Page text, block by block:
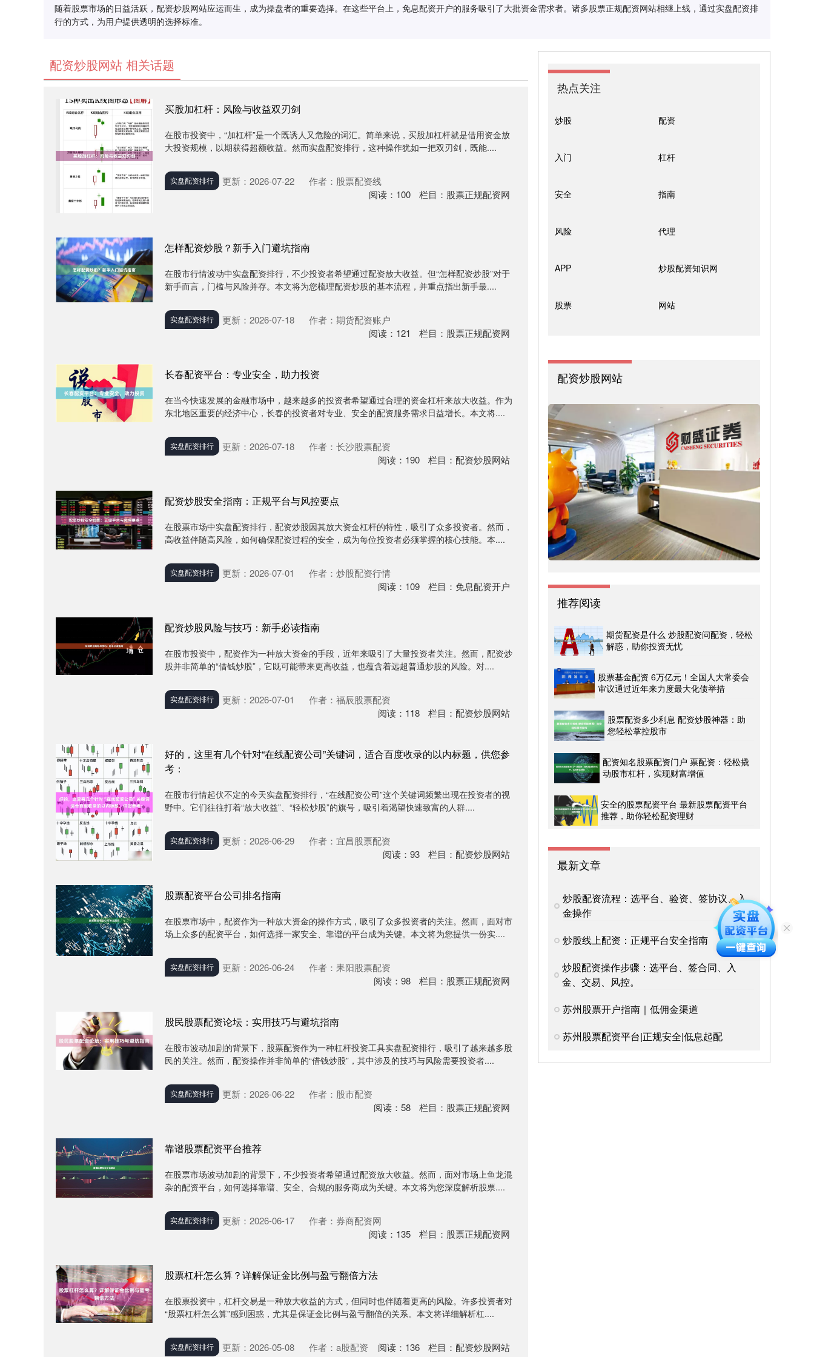
随着股票市场的日益活跃，配资炒股网站应运而生，成为操盘者的重要选择。在这些平台上，免息配资开户的服务吸引了大批资金需求者。诸多股票正规配资网站相继上线，通过实盘配资排
行的方式，为用户提供透明的选择标准。
配资炒股网站 相关话题
买股加杠杆：风险与收益双刃剑
在股市投资中，“加杠杆”是一个既诱人又危险的词汇。简单来说，买股加杠杆就是借用资金放
大投资规模，以期获得超额收益。然而实盘配资排行，这种操作犹如一把双刃剑，既能....
实盘配资排行 更新：2026-07-22
作者：股票配资线
阅读： 100 栏目： 股票正规配资网
怎样配资炒股？新手入门避坑指南
在股市行情波动中实盘配资排行，不少投资者希望通过配资放大收益。但“怎样配资炒股”对于
新手而言，门槛与风险并存。本文将为您梳理配资炒股的基本流程，并重点指出新手最....
实盘配资排行 更新：2026-07-18
作者：期货配资账户
阅读： 121 栏目： 股票正规配资网
长春配资平台：专业安全，助力投资
在当今快速发展的金融市场中，越来越多的投资者希望通过合理的资金杠杆来放大收益。作为
东北地区重要的经济中心，长春的投资者对专业、安全的配资服务需求日益增长。本文将....
实盘配资排行 更新：2026-07-18
作者：长沙股票配资
阅读： 190 栏目： 配资炒股网站
配资炒股安全指南：正规平台与风控要点
在股票市场中实盘配资排行，配资炒股因其放大资金杠杆的特性，吸引了众多投资者。然而，
高收益伴随高风险，如何确保配资过程的安全，成为每位投资者必须掌握的核心技能。本....
实盘配资排行 更新：2026-07-01
作者：炒股配资行情
阅读： 109 栏目： 免息配资开户
配资炒股风险与技巧：新手必读指南
在股市投资中，配资作为一种放大资金的手段，近年来吸引了大量投资者关注。然而，配资炒
股并非简单的“借钱炒股”，它既可能带来更高收益，也蕴含着远超普通炒股的风险。对....
实盘配资排行 更新：2026-07-01
作者：福辰股票配资
阅读： 118 栏目： 配资炒股网站
好的，这里有几个针对“在线配资公司”关键词，适合百度收录的以内标题，供您参
考：
在股市行情起伏不定的今天实盘配资排行，“在线配资公司”这个关键词频繁出现在投资者的视
野中。它们往往打着“放大收益”、“轻松炒股”的旗号，吸引着渴望快速致富的人群....
实盘配资排行 更新：2026-06-29
作者：宜昌股票配资
阅读： 93 栏目： 配资炒股网站
股票配资平台公司排名指南
在股票市场中，配资作为一种放大资金的操作方式，吸引了众多投资者的关注。然而，面对市
场上众多的配资平台，如何选择一家安全、靠谱的平台成为关键。本文将为您提供一份实....
实盘配资排行 更新：2026-06-24
作者：耒阳股票配资
阅读： 98 栏目： 股票正规配资网
股民股票配资论坛：实用技巧与避坑指南
在股市波动加剧的背景下，股票配资作为一种杠杆投资工具实盘配资排行，吸引了越来越多股
民的关注。然而，配资操作并非简单的“借钱炒股”，其中涉及的技巧与风险需要投资者....
实盘配资排行 更新：2026-06-22
作者：股市配资
阅读： 58 栏目： 股票正规配资网
靠谱股票配资平台推荐
在股票市场波动加剧的背景下，不少投资者希望通过配资放大收益。然而，面对市场上鱼龙混
杂的配资平台，如何选择靠谱、安全、合规的服务商成为关键。本文将为您深度解析股票....
实盘配资排行 更新：2026-06-17
作者：券商配资网
阅读： 135 栏目： 股票正规配资网
股票杠杆怎么算？详解保证金比例与盈亏翻倍方法
在股票投资中，杠杆交易是一种放大收益的方式，但同时也伴随着更高的风险。许多投资者对
“股票杠杆怎么算”感到困惑，尤其是保证金比例与盈亏翻倍的关系。本文将详细解析杠....
实盘配资排行 更新：2026-05-08 作者：a股配资 阅读： 136 栏目： 配资炒股网站
热点关注
炒股 配资
入门 杠杆
安全 指南
风险 代理
APP 炒股配资知识网
股票 网站
配资炒股网站
推荐阅读
期货配资是什么 炒股配资问配资，轻松
解惑，助你投资无忧
股票基金配资 6万亿元！全国人大常委会
审议通过近年来力度最大化债举措
股票配资多少利息 配资炒股神器：助
您轻松掌控股市
配资知名股票配资门户 票配资：轻松撬
动股市杠杆，实现财富增值
安全的股票配资平台 最新股票配资平台
推荐，助你轻松配资理财
最新文章
炒股配资流程：选平台、验资、签协议、入
金操作
炒股线上配资：正规平台安全指南
炒股配资操作步骤：选平台、签合同、入
金、交易、风控。
苏州股票开户指南｜低佣金渠道
苏州股票配资平台|正规安全|低息起配